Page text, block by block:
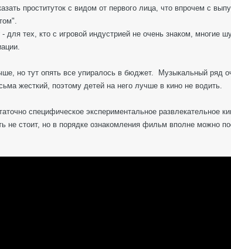
проституток с видом от первого лица, что впрочем с
для тех, кто с игровой индустрией не очень знаком, многие
но тут опять все упиралось в бюджет. Музыкальный ряд
жесткий, поэтому детей на него лучше в кино не водить.
специфическое экспериментальное развлекательное
не стоит, но в порядке ознакомления фильм вполне можно